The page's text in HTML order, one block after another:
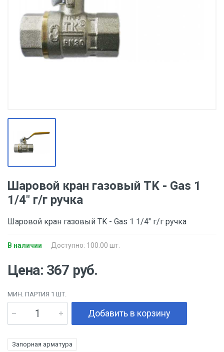
Шаровой кран газовый TK - Gas 1
1/4" г/г ручка
Шаровой кран газовый TK - Gas 1 1/4" г/г ручка
В наличии Доступно: 100.00 шт.
Цена: 367 руб.
МИН. ПАРТИЯ 1 ШТ.
Добавить в корзину
Запорная арматура